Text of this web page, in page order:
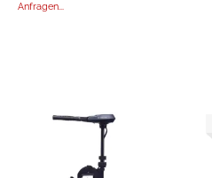
Anfragen...